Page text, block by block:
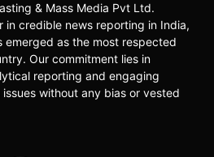
& Mass Media Pvt Ltd.
in credible news reporting in India,
emerged as the most respected
Our commitment lies in
reporting and engaging
without any bias or vested